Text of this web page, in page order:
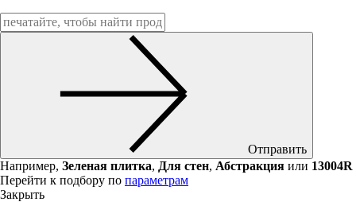
Отправить
Например, Зеленая плитка, Для стен, Абстракция или 13004R
Перейти к подбору по параметрам
Закрыть